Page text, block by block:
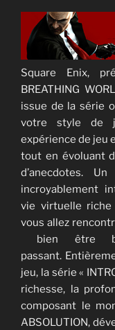
Square Enix,
BREATHING
issue de la série
votre style de
expérience de jeu
tout en évoluant
d’anecdotes.
incroyablement
vie virtuelle riche
vous allez
bien être
passant.
jeu, la série «
richesse, la
composant le
ABSOLUTION,